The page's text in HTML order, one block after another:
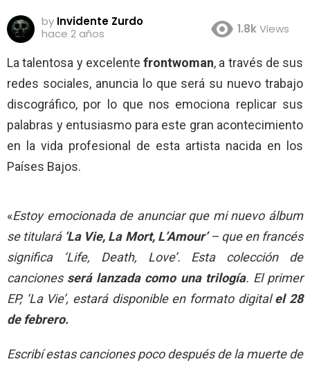
by Invidente Zurdo
hace 2 años
1.8kViews
La talentosa y excelente frontwoman, a través de sus
redes sociales, anuncia lo que será su nuevo trabajo
discográfico, por lo que nos emociona replicar sus
palabras y entusiasmo para este gran acontecimiento
en la vida profesional de esta artista nacida en los
Países Bajos.
«Estoy emocionada de anunciar que mi nuevo álbum
se titulará ‘La Vie, La Mort, L’Amour’– que en francés
significa ‘Life, Death, Love’. Esta colección de
canciones será lanzada como una trilogía. El primer
EP, ‘La Vie’, estará disponible en formato digitalel 28
de febrero.
Escribí estas canciones poco después de la muerte de